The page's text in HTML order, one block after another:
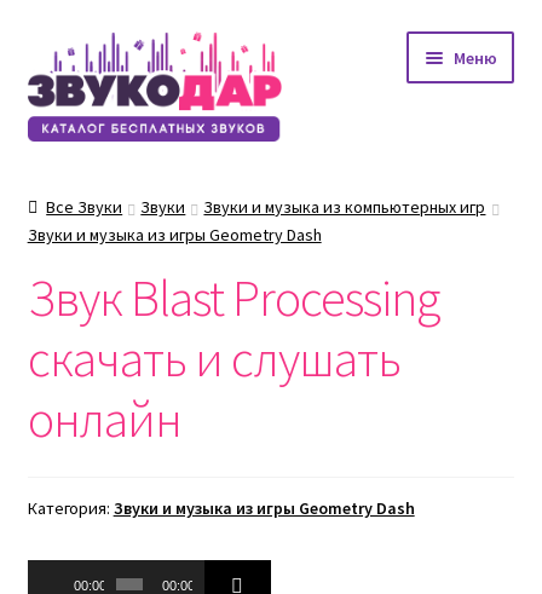
Перейти
к
навигации
Перейти
к
содержимому
Меню
Все Звуки Звуки
Звуки и музыка из компьютерных игр
Звуки и музыка из игры Geometry Dash
Звук Blast Processing
скачать и слушать
онлайн
Категория: Звуки и музыка из игры Geometry Dash
Аудиоплеер
00:00 00:00